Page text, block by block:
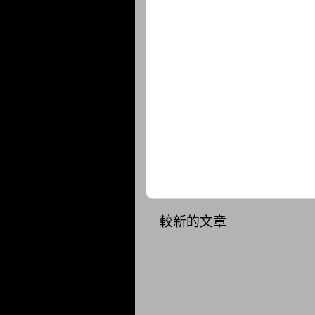
較新的文章